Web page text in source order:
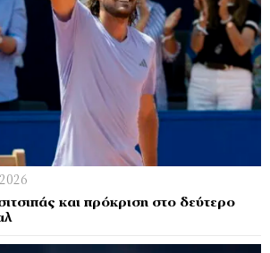
και πρόκριση στο δεύτερο